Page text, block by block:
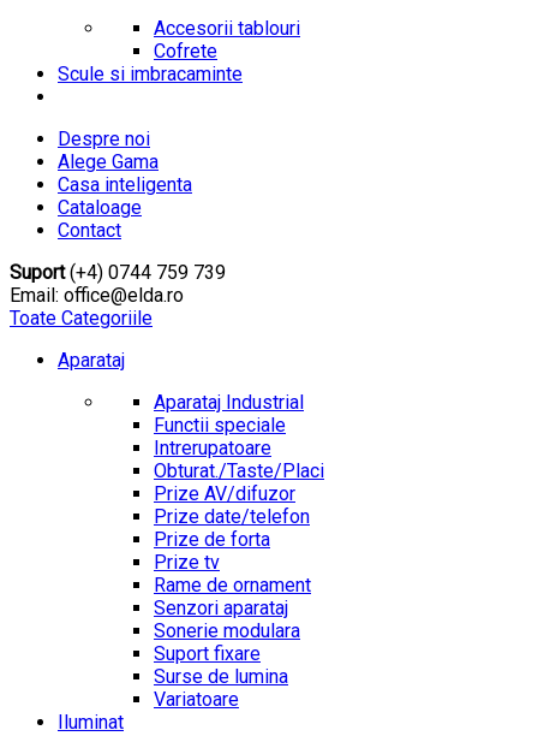
Accesorii tablouri
Cofrete
Scule si imbracaminte
Despre noi
Alege Gama
Casa inteligenta
Cataloage
Contact
Suport(+4) 0744 759 739
Email: office@elda.ro
Toate Categoriile
Aparataj
Aparataj Industrial
Functii speciale
Intrerupatoare
Obturat./Taste/Placi
Prize AV/difuzor
Prize date/telefon
Prize de forta
Prize tv
Rame de ornament
Senzori aparataj
Sonerie modulara
Suport fixare
Surse de lumina
Variatoare
Iluminat